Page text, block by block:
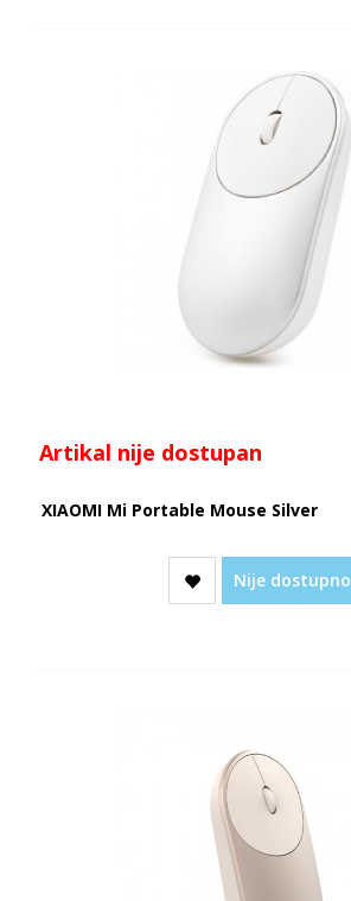
Artikal nije dostupan
XIAOMI Mi Portable Mouse Silver
Nije dostupno